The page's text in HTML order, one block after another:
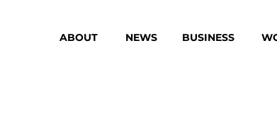
ABOUT NEWS BUSINESS